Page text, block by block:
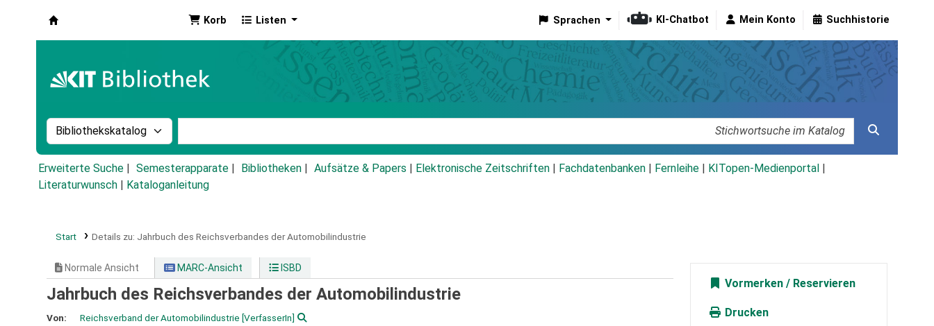
Korb Listen Sprachen KI-Chatbot Mein Konto Suchhistorie
Suche im Katalog nach:
Erweiterte Suche Semesterapparate Bibliotheken Aufsätze & Papers Elektronische Zeitschriften Fachdatenbanken Fernleihe KITopen-Medienportal
Literaturwunsch
Kataloganleitung
Start Details zu: Jahrbuch des Reichsverbandes der Automobilindustrie
Normale Ansicht MARC-Ansicht ISBD
Jahrbuch des Reichsverbandes der Automobilindustrie
Von: Reichsverband der Automobilindustrie [VerfasserIn]
Vormerken
Drucken